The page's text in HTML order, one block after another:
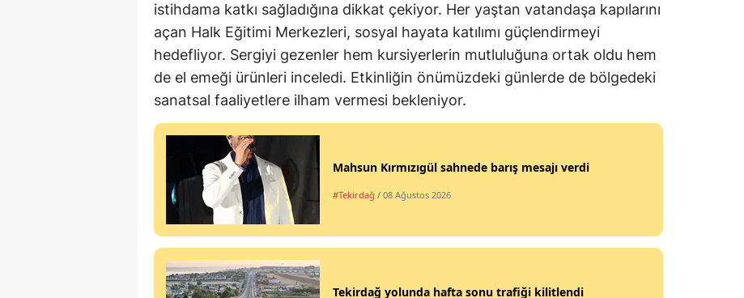
istihdama katkı sağladığına dikkat çekiyor. Her yaştan vatandaşa kapılarını
açan Halk Eğitimi Merkezleri, sosyal hayata katılımı güçlendirmeyi
hedefliyor. Sergiyi gezenler hem kursiyerlerin mutluluğuna ortak oldu hem
de el emeği ürünleri inceledi. Etkinliğin önümüzdeki günlerde de bölgedeki
sanatsal faaliyetlere ilham vermesi bekleniyor.
Mahsun Kırmızıgül sahnede barış mesajı verdi
#Tekirdağ / 08 Ağustos 2026
Tekirdağ yolunda hafta sonu trafiği kilitlendi